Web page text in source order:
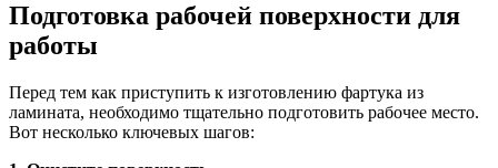
Подготовка рабочей поверхности для
работы
Перед тем как приступить к изготовлению фартука из
ламината, необходимо тщательно подготовить рабочее место.
Вот несколько ключевых шагов: